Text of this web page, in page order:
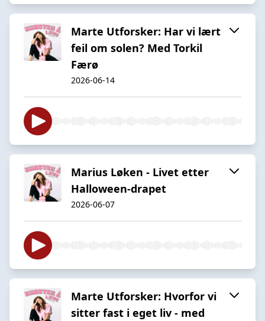
Marte Utforsker: Har vi lært
feil om solen? Med Torkil
Færø
2026-06-14
Marius Løken - Livet etter
Halloween-drapet
2026-06-07
Marte Utforsker: Hvorfor vi
sitter fast i eget liv - med